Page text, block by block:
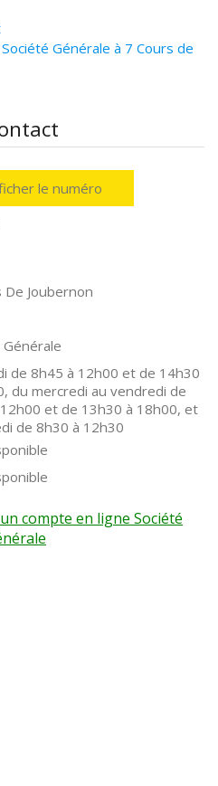
Générale à 7 Cours de
le numéro
De Joubernon
de 8h45 à 12h00 et de 14h30
du mercredi au vendredi de
et de 13h30 à 18h00, et
de 8h30 à 12h30
compte en ligne Société